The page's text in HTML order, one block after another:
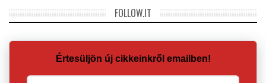
FOLLOW.IT
Értesüljön új cikkeinkről emailben!